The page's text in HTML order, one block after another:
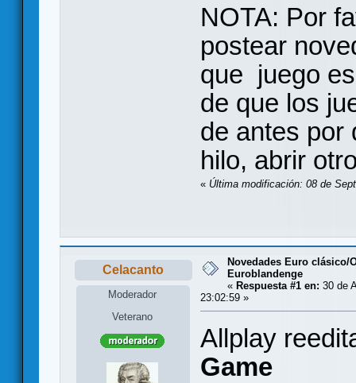
NOTA: Por
postear
que juego
de que los
de antes por
hilo, abrir
« Última modificación: 08 de
Celacanto
Moderador
Veterano
Novedades Euro clásico/
Euroblandenge
« Respuesta #1 en: 30 de
23:02:59 »
Allplay
Game